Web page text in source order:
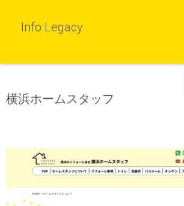
Info Legacy
横浜ホームスタッフ